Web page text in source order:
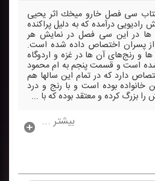
از كتاب سی فصل خارو میخك اثر یحیی
نمایش رادیویی درآمده كه به دلیل پراكنده
در این سی فصل در نمایش هر
پسران اختصاص داده شده است.
ها و رنج‌های آن ها در غزه و اردوگاه
شده است و قسمت پنجم به ام محمود
دارد كه در تمام این سالها هم
خانواده بوده است و با رنج و درد
بزرگ كرده و معتقد بوده كه با ...
بیشتر ...